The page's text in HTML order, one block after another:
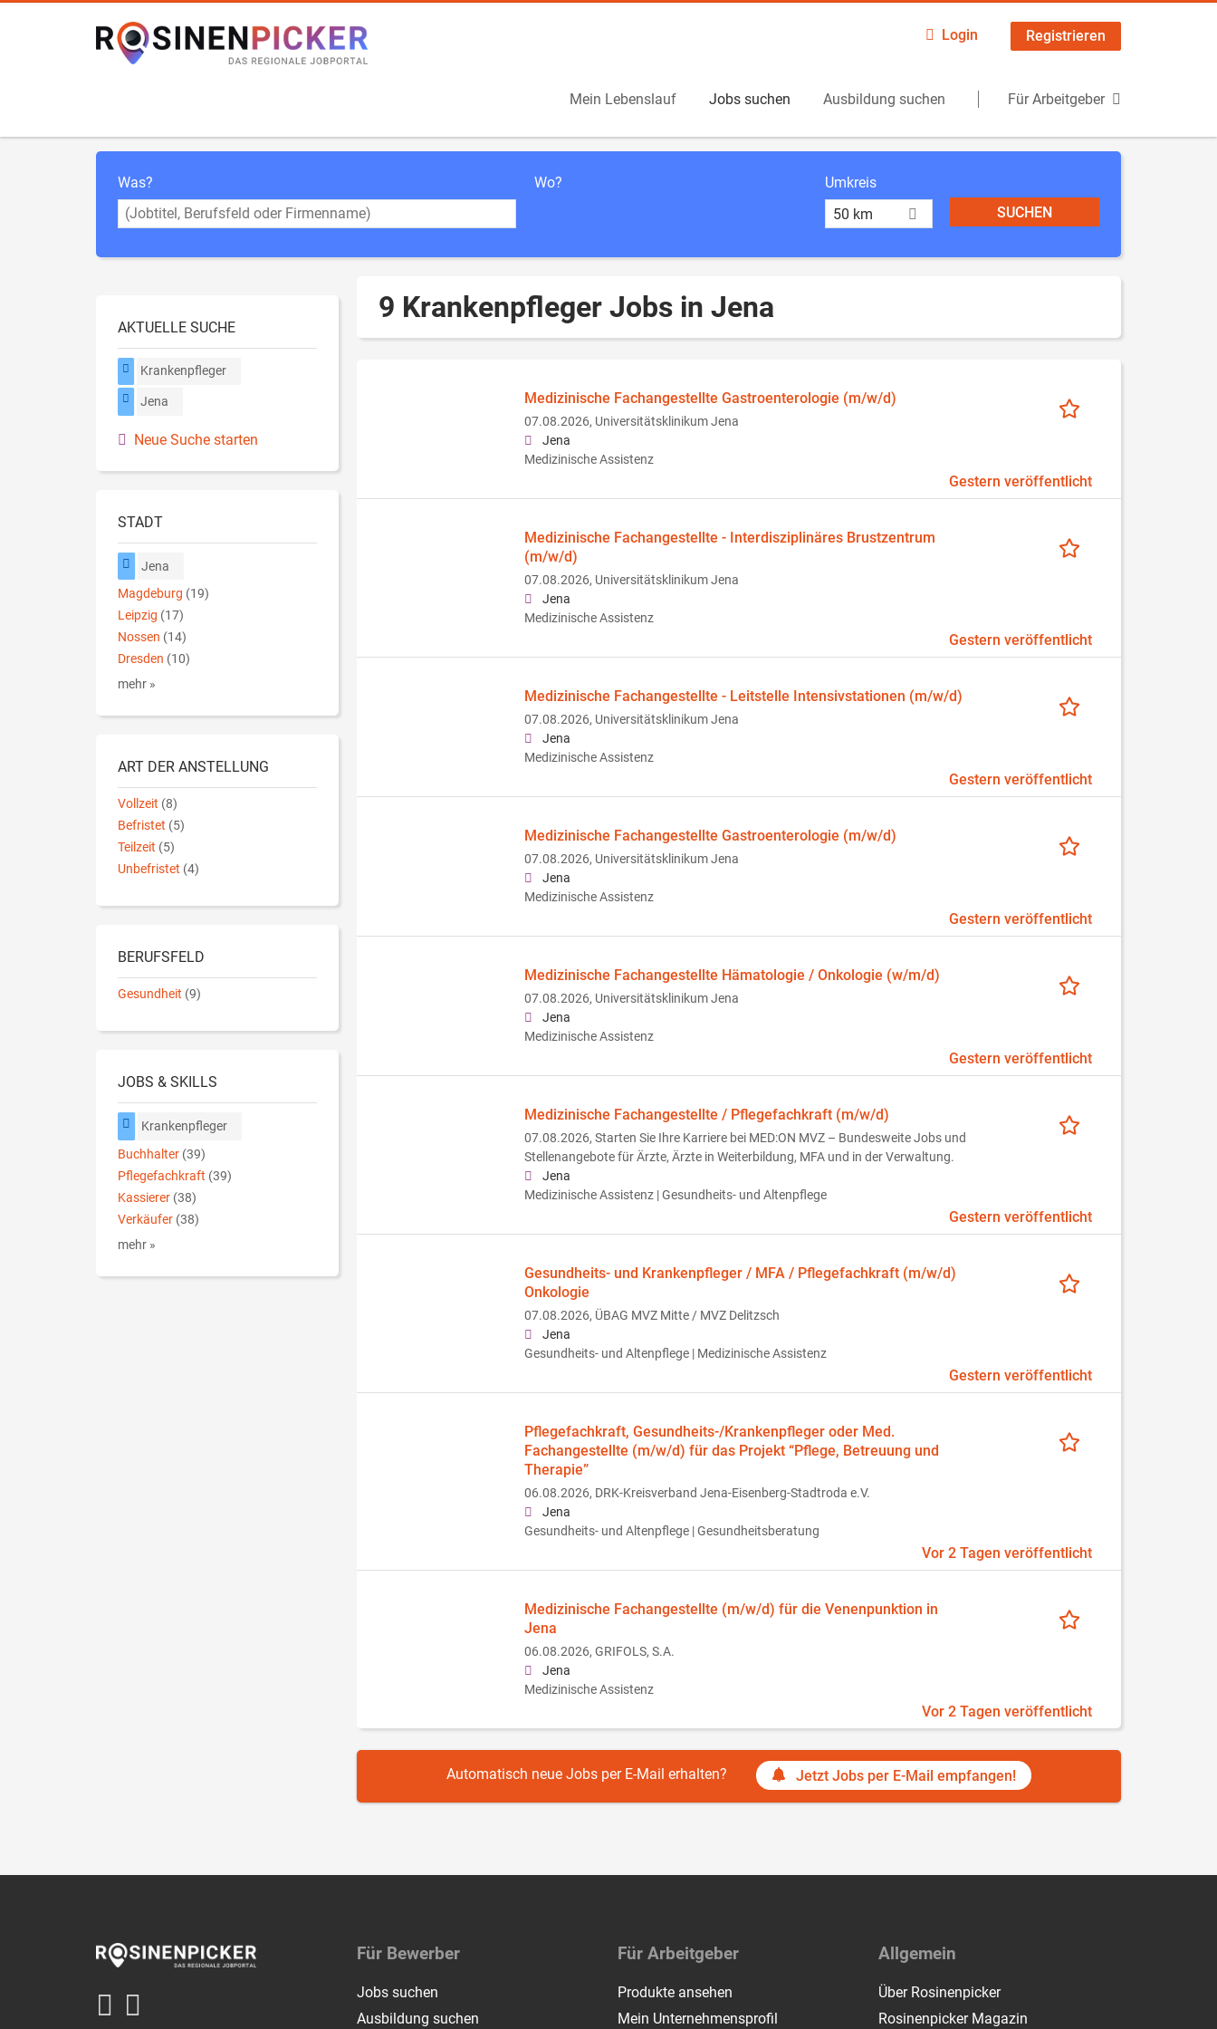
Login Registrieren
Mein Lebenslauf Jobs suchen Ausbildung suchen Für Arbeitgeber
Was? Wo?
Umkreis
50 km
9 Krankenpfleger Jobs in Jena
Medizinische Fachangestellte Gastroenterologie (m/w/d)
07.08.2026, Universitätsklinikum Jena
Jena
Medizinische Assistenz
Gestern veröffentlicht
Medizinische Fachangestellte - Interdisziplinäres Brustzentrum
(m/w/d)
07.08.2026, Universitätsklinikum Jena
Jena
Medizinische Assistenz
Gestern veröffentlicht
Medizinische Fachangestellte - Leitstelle Intensivstationen (m/w/d)
07.08.2026, Universitätsklinikum Jena
Jena
Medizinische Assistenz
Gestern veröffentlicht
Medizinische Fachangestellte Gastroenterologie (m/w/d)
07.08.2026, Universitätsklinikum Jena
Jena
Medizinische Assistenz
Gestern veröffentlicht
Medizinische Fachangestellte Hämatologie / Onkologie (w/m/d)
07.08.2026, Universitätsklinikum Jena
Jena
Medizinische Assistenz
Gestern veröffentlicht
Medizinische Fachangestellte / Pflegefachkraft (m/w/d)
07.08.2026, Starten Sie Ihre Karriere bei MED:ON MVZ – Bundesweite Jobs und
Stellenangebote für Ärzte, Ärzte in Weiterbildung, MFA und in der Verwaltung.
Jena
Medizinische Assistenz | Gesundheits- und Altenpflege
Gestern veröffentlicht
Gesundheits- und Krankenpfleger / MFA / Pflegefachkraft (m/w/d)
Onkologie
07.08.2026, ÜBAG MVZ Mitte / MVZ Delitzsch
Jena
Gesundheits- und Altenpflege | Medizinische Assistenz
Gestern veröffentlicht
Pflegefachkraft, Gesundheits-/Krankenpfleger oder Med.
Fachangestellte (m/w/d) für das Projekt “Pflege, Betreuung und
Therapie”
06.08.2026, DRK-Kreisverband Jena-Eisenberg-Stadtroda e.V.
Jena
Gesundheits- und Altenpflege | Gesundheitsberatung
Vor 2 Tagen veröffentlicht
Medizinische Fachangestellte (m/w/d) für die Venenpunktion in
Jena
06.08.2026, GRIFOLS, S.A.
Jena
Medizinische Assistenz
Vor 2 Tagen veröffentlicht
Automatisch neue Jobs per E-Mail erhalten? Jetzt Jobs per E-Mail empfangen!
AKTUELLE SUCHE
Krankenpfleger
Jena
Neue Suche starten
STADT
Jena
Magdeburg (19)
Leipzig (17)
Nossen (14)
Dresden (10)
mehr »
ART DER ANSTELLUNG
Vollzeit (8)
Befristet (5)
Teilzeit (5)
Unbefristet (4)
BERUFSFELD
Gesundheit (9)
JOBS & SKILLS
Krankenpfleger
Buchhalter (39)
Pflegefachkraft (39)
Kassierer (38)
Verkäufer (38)
mehr »
Für Bewerber
Jobs suchen
Ausbildung suchen
Für Arbeitgeber
Produkte ansehen
Mein Unternehmensprofil
Allgemein
Über Rosinenpicker
Rosinenpicker Magazin